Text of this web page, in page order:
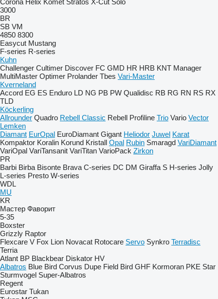
Corona Helix Komet Stratos X-Cut Solo
3000
BR
SB VM
4850 8300
Easycut Mustang
F-series R-series
Kuhn
Challenger Cultimer Discover FC GMD HR HRB KNT Manager
MultiMaster Optimer Prolander Tbes Vari-Master
Kverneland
Accord EG ES Enduro LD NG PB PW Qualidisc RB RG RN RS RX
TLD
Köckerling
Allrounder Quadro Rebell Classic Rebell Profiline Trio Vario Vector
Lemken
Diamant EurOpal EuroDiamant Gigant Heliodor Juwel Karat
Kompaktor Koralin Korund Kristall Opal Rubin Smaragd VariDiamant
VariOpal VariTansanit VariTitan VarioPack Zirkon
PR
Barbi Birba Bisonte Brava C-series DC DM Giraffa S H-series Jolly
L-series Presto W-series
WDL
MU
KR
Мастер Фаворит
5-35
Boxster
Grizzly Raptor
Flexcare V Fox Lion Novacat Rotocare Servo Synkro Terradisc
Terria
Atlant BP Blackbear Diskator HV
Albatros Blue Bird Corvus Dupe Field Bird GHF Kormoran PKE Star
Sturmvogel Super-Albatros
Regent
Eurostar Tukan